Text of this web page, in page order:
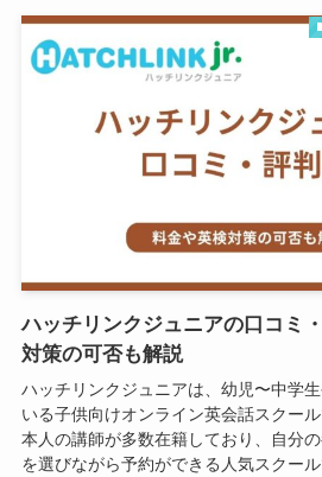
ハッチリンクジュニアの口コミ
対策の可否も解説
ハッチリンクジュニアは、幼児〜中学
いる子供向けオンライン英会話スクー
本人の講師が多数在籍しており、自分
を選びながら予約ができる人気スクー